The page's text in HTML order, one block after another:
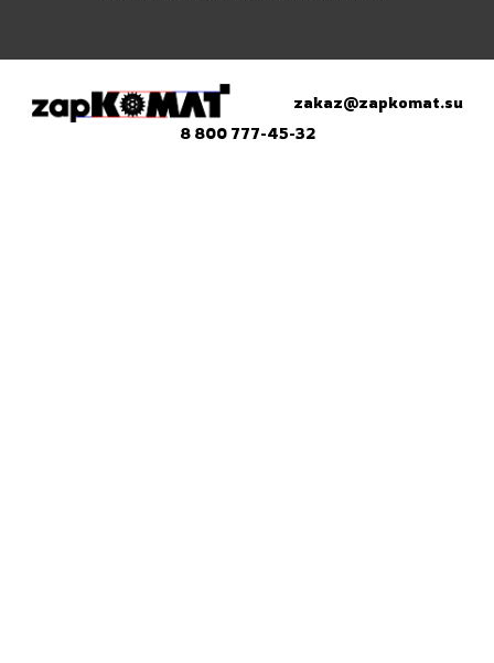
zakaz@zapkomat.su
8 800 777-45-32